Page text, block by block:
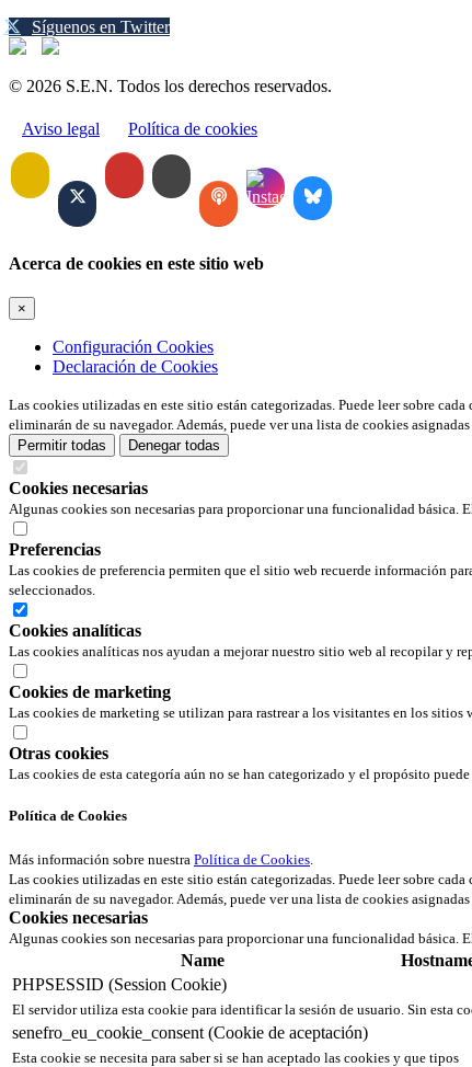
Síguenos en Twitter
© 2026 S.E.N. Todos los derechos reservados.
Aviso legal Política de cookies
Acerca de cookies en este sitio web
×
Configuración Cookies
Declaración de Cookies
Las cookies utilizadas en este sitio están categorizadas. Puede leer sobre
eliminarán de su navegador. Además, puede ver una lista de cookies
Permitir todas
Denegar todas
Cookies necesarias
Algunas cookies son necesarias para proporcionar una funcionalidad básica.
Preferencias
Las cookies de preferencia permiten que el sitio web recuerde información
seleccionados.
Cookies analíticas
Las cookies analíticas nos ayudan a mejorar nuestro sitio web al recopilar y
Cookies de marketing
Las cookies de marketing se utilizan para rastrear a los visitantes en los
Otras cookies
Las cookies de esta categoría aún no se han categorizado y el propósito
Política de Cookies
Más información sobre nuestra Política de Cookies.
Las cookies utilizadas en este sitio están categorizadas. Puede leer sobre
eliminarán de su navegador. Además, puede ver una lista de cookies
Cookies necesarias
Algunas cookies son necesarias para proporcionar una funcionalidad básica.
Name
PHPSESSID (Session Cookie)
El servidor utiliza esta cookie para identificar la sesión de usuario. Sin esta
senefro_eu_cookie_consent (Cookie de aceptación)
Esta cookie se necesita para saber si se han aceptado las cookies y que tipos